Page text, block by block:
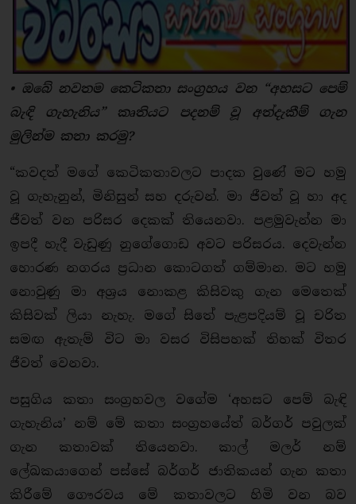
• ඔබේ නවතම කෙටිකතා සංග්‍රහය වන “අහසට පෙම්
බැඳි ගැහැනිය” කෘතියට පදනම් වූ අත්දැකීම් ගැන
මුලින්ම කතා කරමු?
“කවදත් මගේ කෙටිකතාවලට පාදක වුණේ මට හමු
වූ ගැහැනුන්, මිනිසුන් සහ දරුවන්. මා ජීවත් වූ හා අද
ජීවත් වන පරිසර දෙකක් තියෙනවා. පළමුවැන්න මා
ඉපදී හැදී වැඩුණු නුගේගොඩ අවට පරිසරය. දෙවැන්න
හොරණ නගරය ප්‍රධාන කොටගත් ගම්මාන. මට හමු
නොවුණු මා අශ්‍රය නොකළ කිසිවකු ගැන මෙතෙක්
කිසිවක් ලියා නැහැ. මගේ සිතේ පැළපදියම් වූ චරිත
සමඟ ඇතැම් විට මා වසර විසිපහක් තිහක් විතර
ජීවත් වෙනවා.
පසුගිය කතා සංග්‍රහවල වගේම ‘අහසට පෙම් බැඳි
ගැහැනිය’ නම් මේ කතා සංග්‍රහයේත් බර්ගර් පවුලක්
ගැන කතාවක් තියෙනවා. කාල් මලර් නම්
ලේඛකයාගෙන් පස්සේ බර්ගර් ජාතිකයන් ගැන කතා
කිරීමේ ගෞරවය මේ කතාවලට හිමි වන බව